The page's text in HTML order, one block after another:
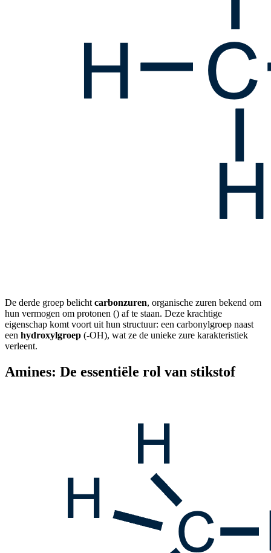
De derde groep belicht carbonzuren, organische zuren bekend om
hun vermogen om protonen () af te staan. Deze krachtige
eigenschap komt voort uit hun structuur: een carbonylgroep naast
een hydroxylgroep (-OH), wat ze de unieke zure karakteristiek
verleent.
Amines: De essentiële rol van stikstof